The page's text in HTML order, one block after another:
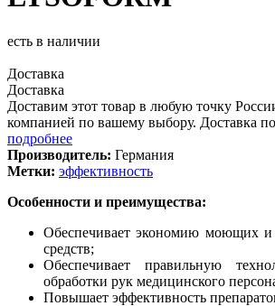
есть в наличии
Доставка
Доставка
Доставим этот товар в любую точку
компанией по вашему выбору. Доставка
подробнее
Производитель: Германия
Метки: эффективность
Особенности и преимущества:
Обеспечивает экономию моющих
средств;
Обеспечивает правильную
обработки рук медицинского
Повышает эффективность